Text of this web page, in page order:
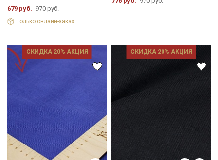
679 руб. 970 руб.
Только онлайн-заказ
СКИДКА 20% АКЦИЯ СКИДКА 20% АКЦИЯ